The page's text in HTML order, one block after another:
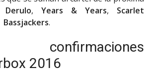
Derulo, Years & Years, Scarlet
Bassjackers.
confirmaciones
2016